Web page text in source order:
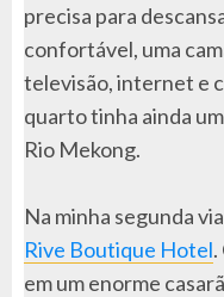
precisa para
confortável, uma
televisão, internet e
quarto tinha ainda
Rio Mekong.
Na minha segunda
Rive Boutique Hotel
em um enorme